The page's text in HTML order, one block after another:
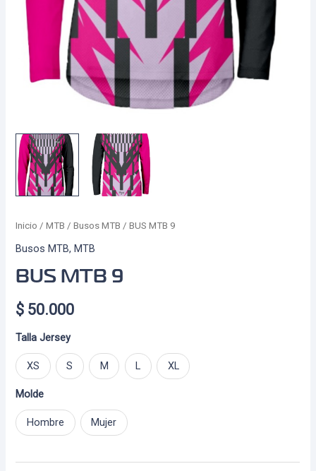
Inicio /MTB /Busos MTB / BUS MTB 9
Busos MTB,MTB
BUS MTB 9
$ 50.000
Talla Jersey
XS S M L XL
Molde
Hombre Mujer